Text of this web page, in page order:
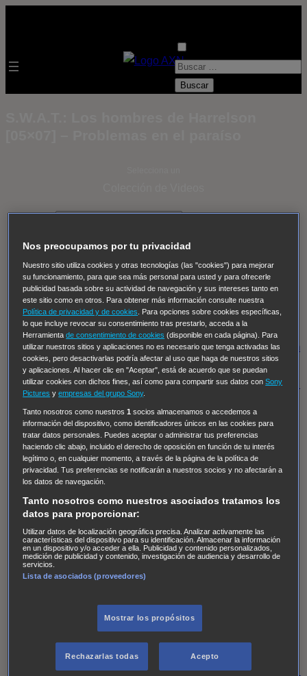
B
- ver todos - Padres
Despedida Salvaje
Despedida Salvaje
Thomas, el ojo del FBI Pan Am Dawson crece
Insomnia El Guardián The Blacklist Cinco en familia
Hudson & Rex Diez libras y un sueño Mr Loverman
Regreso al futuro III NUEVE CUERPOS Los últimos
caballeros Tormenta infinita Sing Street Cobra Kai
Tom
y Lola
High Country
Los casos de Susan Ryeland:
Moonflower Murders Twisted Metal Mentes Criminales:
Hailey Dean Without Sin: Libre de Culpa Morbius
NCIS: Nueva Orleans Pandora En fuera de juego
The Shield: Al margen de la ley Duplicated Preacher
The Killing Kind Intersecciones DOC Bite Club
Circuito cerrado
Alert: Unidad
de personas desaparecidas
Ladrón de guante blanco Hannibal Daños y Perjuicios
AXN Masters of Sex Three PinesAccused Carter
Nevers
Magpie Murders Blindspot Coyote
Reckoning: Ajuste de Cuentas
Noche Wild Bill Mentes Criminales Candice Renoir
Absentia Harrow Bulletproof Annika Lincoln Rhyme:
Nos preocupamos por tu privacidad
Nuestro sitio utiliza cookies y otras tecnologías (las "cookies") para mejorar
su funcionamiento, para que sea más personal para usted y para ofrecerle
publicidad basada sobre su actividad de navegación y sus intereses tanto en
este sitio como en otros. Para obtener más información consulte nuestra
Política de privacidad y de cookies
. Para opciones sobre cookies específicas,
lo que incluye revocar su consentimiento tras prestarlo, acceda a la
Herramientade consentimiento de cookies (disponible en cada página). Para
utilizar nuestros sitios y aplicaciones no es necesario que tenga activadas las
cookies, pero desactivarlas podría afectar al uso que haga de nuestros sitios
y aplicaciones. Al hacer clic en "Aceptar", está de acuerdo que se puedan
utilizar cookies con dichos fines, así como para compartir sus datos conSony
Pictures yempresas del grupo Sony.
Tanto nosotros como nuestros1 socios almacenamos o accedemos a
información del dispositivo, como identificadores únicos en las cookies para
tratar datos personales. Puedes aceptar o administrar tus preferencias
haciendo clic abajo, incluido el derecho de oposición en función de tu interés
legítimo o, en cualquier momento, a través de la página de la política de
privacidad. Tus preferencias se notificarán a nuestros socios y no afectarán a
los datos de navegación.
Tanto nosotros como nuestros asociados tratamos los
datos para proporcionar:
Utilizar datos de localización geográfica precisa. Analizar activamente las
características del dispositivo para su identificación. Almacenar la información
en un dispositivo y/o acceder a ella. Publicidad y contenido personalizados,
medición de publicidad y contenido, investigación de audiencia y desarrollo de
servicios.
Lista de asociados (proveedores)
Mostrar los propósitos
Rechazarlas todas Acepto